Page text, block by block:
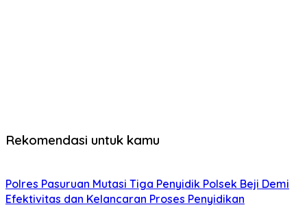
Rekomendasi untuk kamu
Polres Pasuruan Mutasi Tiga Penyidik Polsek Beji Demi
Efektivitas dan Kelancaran Proses Penyidikan